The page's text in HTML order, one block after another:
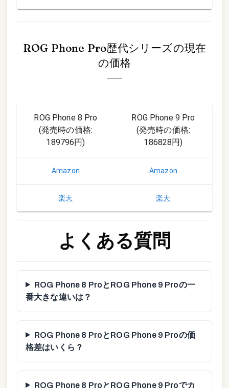
ROG Phone Pro歴代シリーズの現在
の価格
ROG Phone 8 Pro
(発売時の価格:
189796円)
ROG Phone 9 Pro
(発売時の価格:
186828円)
Amazon Amazon
楽天 楽天
よくある質問
ROG Phone 8 ProとROG Phone 9 Proの一
番大きな違いは？
ROG Phone 8 ProとROG Phone 9 Proの価
格差はいくら？
ROG Phone 8 ProとROG Phone 9 Proでカ